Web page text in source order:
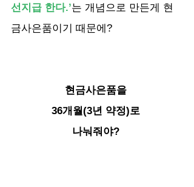
선지급 한다.’는 개념으로 만든게 현
금사은품이기 때문에?
현금사은품을
36개월(3년 약정)로
나눠줘야?